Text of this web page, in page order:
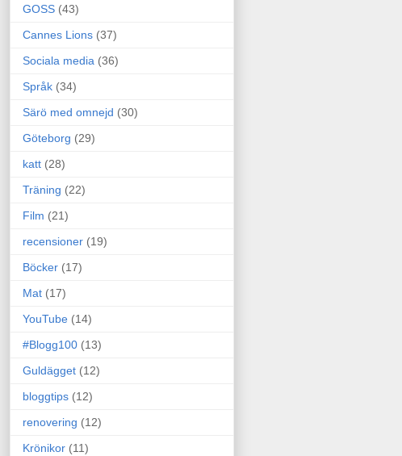
GOSS (43)
Cannes Lions (37)
Sociala media (36)
Språk (34)
Särö med omnejd (30)
Göteborg (29)
katt (28)
Träning (22)
Film (21)
recensioner (19)
Böcker (17)
Mat (17)
YouTube (14)
#Blogg100 (13)
Guldägget (12)
bloggtips (12)
renovering (12)
Krönikor (11)